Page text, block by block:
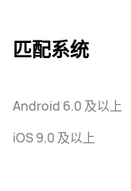
匹配系统
Android 6.0 及以上
iOS 9.0 及以上